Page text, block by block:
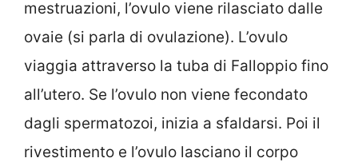
mestruazioni, l’ovulo viene rilasciato dalle
ovaie (si parla di ovulazione). L’ovulo
viaggia attraverso la tuba di Falloppio fino
all’utero. Se l’ovulo non viene fecondato
dagli spermatozoi, inizia a sfaldarsi. Poi il
rivestimento e l’ovulo lasciano il corpo